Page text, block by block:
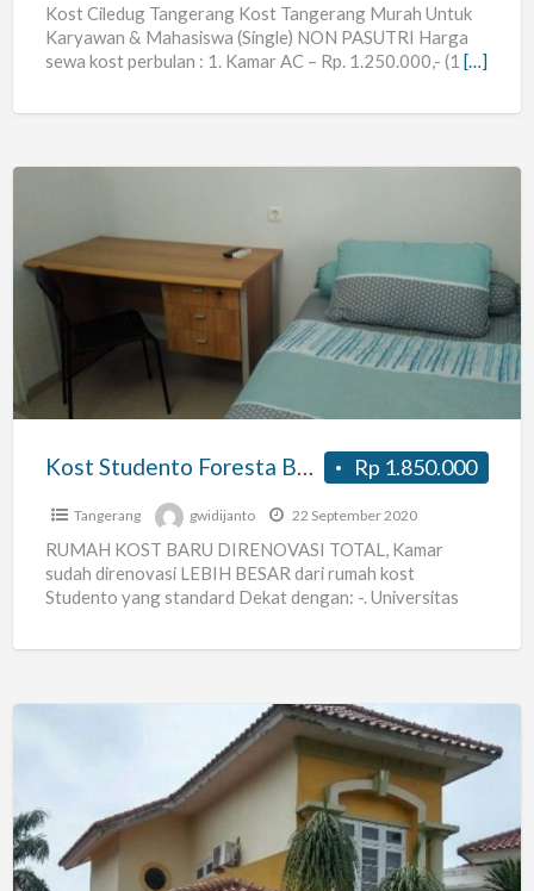
Kost Ciledug Tangerang Kost Tangerang Murah Untuk
Karyawan & Mahasiswa (Single) NON PASUTRI Harga
sewa kost perbulan : 1. Kamar AC – Rp. 1.250.000,- (1 […]
Studento
Foresta
BSD
Tangerang
Rp 1.850.000
Kost Studento Foresta BSD Tangerang
Tangerang gwidijanto 22 September 2020
RUMAH KOST BARU DIRENOVASI TOTAL, Kamar
sudah direnovasi LEBIH BESAR dari rumah kost
Studento yang standard Dekat dengan: -. Universitas
pria
di